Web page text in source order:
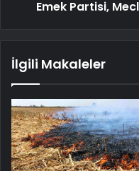
Emek Partisi,
İlgili Makaleler